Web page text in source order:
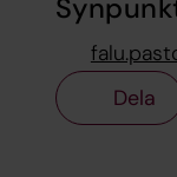
Dela